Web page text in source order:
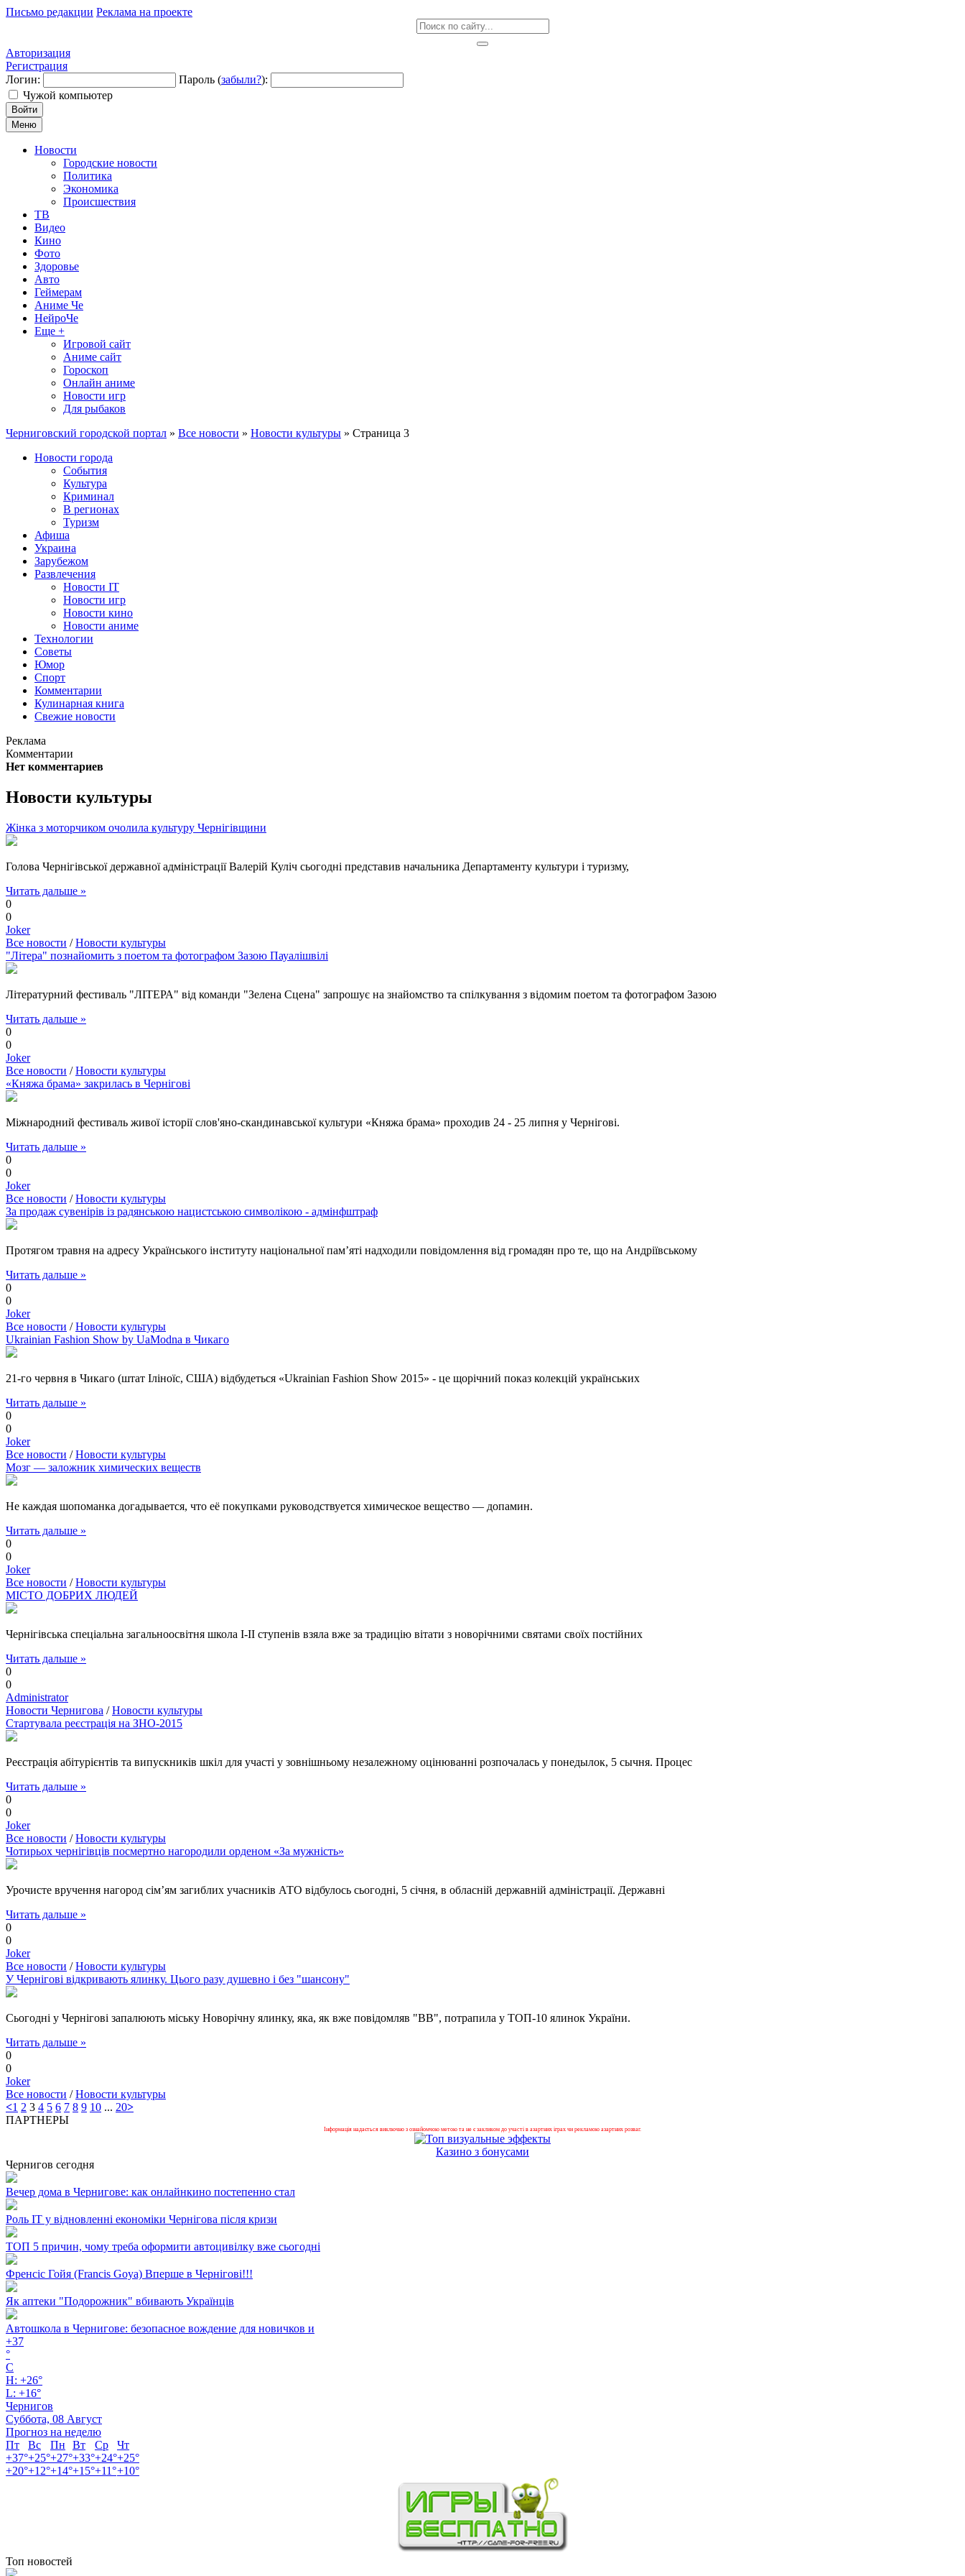
Письмо редакции Реклама на проекте
Авторизация
Регистрация
Логин:
Пароль (забыли?):
Чужой компьютер
Войти
Меню
Новости
Городские новости
Политика
Экономика
Происшествия
ТВ
Видео
Кино
Фото
Здоровье
Авто
Геймерам
Аниме Че
НейроЧе
Еще +
Игровой сайт
Аниме сайт
Гороскоп
Онлайн аниме
Новости игр
Для рыбаков
Черниговский городской портал » Все новости » Новости культуры » Страница 3
Новости города
События
Культура
Криминал
В регионах
Туризм
Афиша
Украина
Зарубежом
Развлечения
Новости IT
Новости игр
Новости кино
Новости аниме
Технологии
Советы
Юмор
Спорт
Комментарии
Кулинарная книга
Свежие новости
Реклама
Комментарии
Нет комментариев
Новости культуры
Жінка з моторчиком очолила культуру Чернігівщини
Голова Чернігівської державної адміністрації Валерій Куліч сьогодні представив начальника Департаменту культури і туризму,
Читать дальше »
0
0
Joker
Все новости /Новости культуры
"Літера" познайомить з поетом та фотографом Зазою Пауалішвілі
Літературний фестиваль "ЛІТЕРА" від команди "Зелена Сцена" запрошує на знайомство та спілкування з відомим поетом та фотографом Зазою
Читать дальше »
0
0
Joker
Все новости /Новости культуры
«Княжа брама» закрилась в Чернігові
Міжнародний фестиваль живої історії слов'яно-скандинавської культури «Княжа брама» проходив 24 - 25 липня у Чернігові.
Читать дальше »
0
0
Joker
Все новости /Новости культуры
За продаж сувенірів із радянською нацистською символікою - адмінфштраф
Протягом травня на адресу Українського інституту національної пам’яті надходили повідомлення від громадян про те, що на Андріївському
Читать дальше »
0
0
Joker
Все новости /Новости культуры
Ukrainian Fashion Show by UaModna в Чикаго
21-го червня в Чикаго (штат Іліноїс, США) відбудеться «Ukrainian Fashion Show 2015» - це щорічний показ колекцій українських
Читать дальше »
0
0
Joker
Все новости /Новости культуры
Мозг — заложник химических веществ
Не каждая шопоманка догадывается, что её покупками руководствуется химическое вещество — допамин.
Читать дальше »
0
0
Joker
Все новости /Новости культуры
МІСТО ДОБРИХ ЛЮДЕЙ
Чернігівська спеціальна загальноосвітня школа І-ІІ ступенів взяла вже за традицію вітати з новорічними святами своїх постійних
Читать дальше »
0
0
Administrator
Новости Чернигова /Новости культуры
Стартувала реєстрація на ЗНО-2015
Реєстрація абітурієнтів та випускників шкіл для участі у зовнішньому незалежному оцінюванні розпочалась у понедылок, 5 сычня. Процес
Читать дальше »
0
0
Joker
Все новости /Новости культуры
Чотирьох чернігівців посмертно нагородили орденом «За мужність»
Урочисте вручення нагород сім’ям загиблих учасників АТО відбулось сьогодні, 5 січня, в обласній державній адміністрації. Державні
Читать дальше »
0
0
Joker
Все новости /Новости культуры
У Чернігові відкривають ялинку. Цього разу душевно і без "шансону"
Сьогодні у Чернігові запалюють міську Новорічну ялинку, яка, як вже повідомляв "ВВ", потрапила у ТОП-10 ялинок України.
Читать дальше »
0
0
Joker
Все новости /Новости культуры
<1 2 3 4 5 6 7 8 9 10 ... 20>
ПАРТНЕРЫ
Інформація надається виключно з ознайомчою метою та не є закликом до участі в азартних іграх чи рекламою азартних розваг.
Казино з бонусами
Чернигов сегодня
Вечер дома в Чернигове: как онлайнкино постепенно стал
Роль ІТ у відновленні економіки Чернігова після кризи
ТОП 5 причин, чому треба оформити автоцивілку вже сьогодні
Френсіс Гойя (Francis Goya) Вперше в Чернігові!!!
Як аптеки "Подорожник" вбивають Українців
Автошкола в Чернигове: безопасное вождение для новичков и
+37
°
C
H: +26°
L: +16°
Чернигов
Суббота, 08 Август
Прогноз на неделю
Пт
Вс Пн Вт Ср
Чт
+37°+25°+27°+33°+24°+25°
+20°+12°+14°+15°+11°+10°
Топ новостей